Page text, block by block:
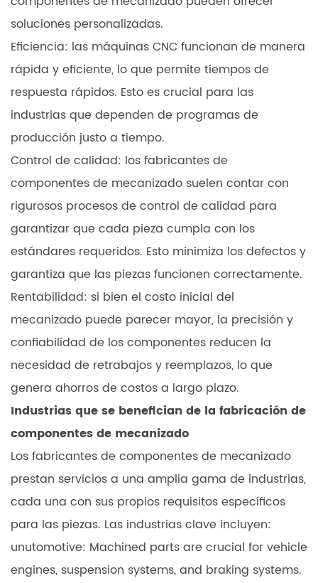
soluciones personalizadas.
Eficiencia: las máquinas CNC funcionan de manera
rápida y eficiente, lo que permite tiempos de
respuesta rápidos. Esto es crucial para las
industrias que dependen de programas de
producción justo a tiempo.
Control de calidad: los fabricantes de
componentes de mecanizado suelen contar con
rigurosos procesos de control de calidad para
garantizar que cada pieza cumpla con los
estándares requeridos. Esto minimiza los defectos y
garantiza que las piezas funcionen correctamente.
Rentabilidad: si bien el costo inicial del
mecanizado puede parecer mayor, la precisión y
confiabilidad de los componentes reducen la
necesidad de retrabajos y reemplazos, lo que
genera ahorros de costos a largo plazo.
Industrias que se benefician de la fabricación de
componentes de mecanizado
Los fabricantes de componentes de mecanizado
prestan servicios a una amplia gama de industrias,
cada una con sus propios requisitos específicos
para las piezas. Las industrias clave incluyen:
unutomotive: Machined parts are crucial for vehicle
engines, suspension systems, and braking systems.